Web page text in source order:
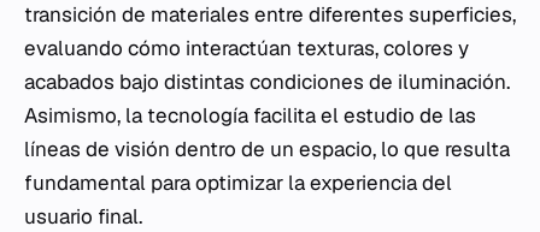
transición de materiales entre diferentes superficies,
evaluando cómo interactúan texturas, colores y
acabados bajo distintas condiciones de iluminación.
Asimismo, la tecnología facilita el estudio de las
líneas de visión dentro de un espacio, lo que resulta
fundamental para optimizar la experiencia del
usuario final.